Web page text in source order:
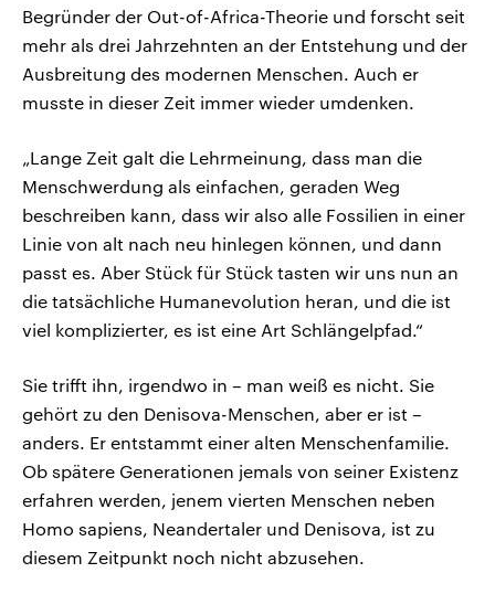
Begründer der Out-of-Africa-Theorie und forscht seit
mehr als drei Jahrzehnten an der Entstehung und der
Ausbreitung des modernen Menschen. Auch er
musste in dieser Zeit immer wieder umdenken.
„Lange Zeit galt die Lehrmeinung, dass man die
Menschwerdung als einfachen, geraden Weg
beschreiben kann, dass wir also alle Fossilien in einer
Linie von alt nach neu hinlegen können, und dann
passt es. Aber Stück für Stück tasten wir uns nun an
die tatsächliche Humanevolution heran, und die ist
viel komplizierter, es ist eine Art Schlängelpfad.“
Sie trifft ihn, irgendwo in – man weiß es nicht. Sie
gehört zu den Denisova-Menschen, aber er ist –
anders. Er entstammt einer alten Menschenfamilie.
Ob spätere Generationen jemals von seiner Existenz
erfahren werden, jenem vierten Menschen neben
Homo sapiens, Neandertaler und Denisova, ist zu
diesem Zeitpunkt noch nicht abzusehen.